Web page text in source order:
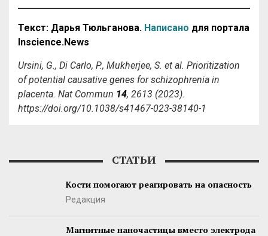
Текст: Дарья Тюльганова. Написано для портала
Inscience.News
Ursini, G., Di Carlo, P., Mukherjee, S. et al. Prioritization
of potential causative genes for schizophrenia in
placenta. Nat Commun 14, 2613 (2023).
https://doi.org/10.1038/s41467-023-38140-1
СТАТЬИ
Кости помогают реагировать на опасность
Редакция
Магнитные наночастицы вместо электрода